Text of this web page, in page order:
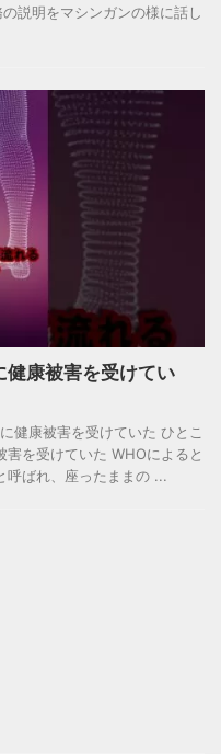
説明をマシンガンの様に話し
健康被害を受けてい
健康被害を受けていた ひとこ
を受けていた WHOによると
呼ばれ、座ったままの ...